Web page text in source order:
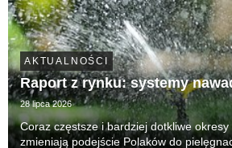
AKTUALNOŚCI
Raport z rynku: systemy
28 lipca 2026
Coraz częstsze i bardziej dotkliwe
zmieniają podejście Polaków do